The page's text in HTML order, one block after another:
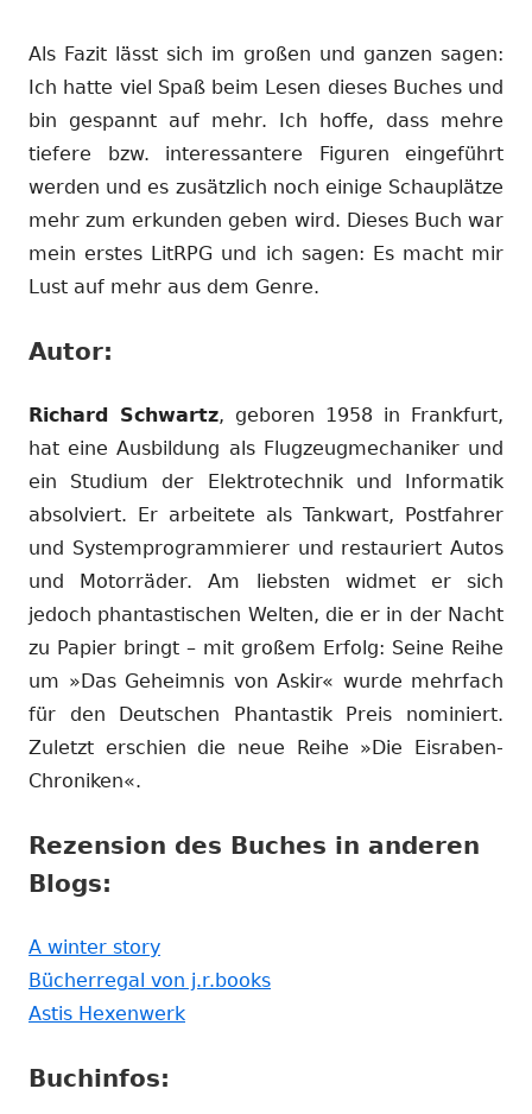
Als Fazit lässt sich im großen und ganzen sagen:
Ich hatte viel Spaß beim Lesen dieses Buches und
bin gespannt auf mehr. Ich hoffe, dass mehre
tiefere bzw. interessantere Figuren eingeführt
werden und es zusätzlich noch einige Schauplätze
mehr zum erkunden geben wird. Dieses Buch war
mein erstes LitRPG und ich sagen: Es macht mir
Lust auf mehr aus dem Genre.
Autor:
Richard Schwartz, geboren 1958 in Frankfurt,
hat eine Ausbildung als Flugzeugmechaniker und
ein Studium der Elektrotechnik und Informatik
absolviert. Er arbeitete als Tankwart, Postfahrer
und Systemprogrammierer und restauriert Autos
und Motorräder. Am liebsten widmet er sich
jedoch phantastischen Welten, die er in der Nacht
zu Papier bringt – mit großem Erfolg: Seine Reihe
um »Das Geheimnis von Askir« wurde mehrfach
für den Deutschen Phantastik Preis nominiert.
Zuletzt erschien die neue Reihe »Die Eisraben-
Chroniken«.
Rezension des Buches in anderen
Blogs:
A winter story
neuem
Fenster
Bücherregal von j.r.books
Astis Hexenwerk
Buchinfos: